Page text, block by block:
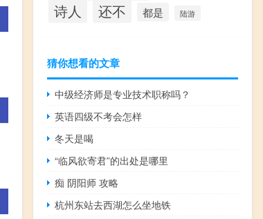
诗人 还不 都是 陆游
猜你想看的文章
中级经济师是专业技术职称吗？
英语四级不考会怎样
冬天是喝
“临风欲寄君”的出处是哪里
痴 阴阳师 攻略
杭州东站去西湖怎么坐地铁